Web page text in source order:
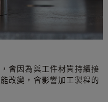
會因為與工件材質持續接
改變，會影響加工製程的